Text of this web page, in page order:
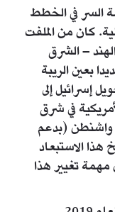
السر في الخطط
كان من الملفت
– الشرق
بعين الريبة
إسرائيل إلى
في شرق
واشنطن (بدعم
الاستبعاد
تغيير هذا